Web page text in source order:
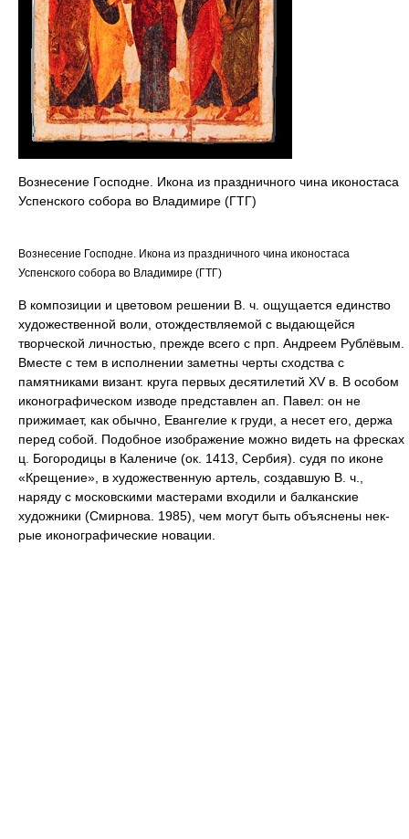
Вознесение Господне. Икона из праздничного чина иконостаса
Успенского собора во Владимире (ГТГ)
Вознесение Господне. Икона из праздничного чина иконостаса
Успенского собора во Владимире (ГТГ)
В композиции и цветовом решении В. ч. ощущается единство
художественной воли, отождествляемой с выдающейся
творческой личностью, прежде всего с прп. Андреем Рублёвым.
Вместе с тем в исполнении заметны черты сходства с
памятниками визант. круга первых десятилетий XV в. В особом
иконографическом изводе представлен ап. Павел: он не
прижимает, как обычно, Евангелие к груди, а несет его, держа
перед собой. Подобное изображение можно видеть на фресках
ц. Богородицы в Калениче (ок. 1413, Сербия). судя по иконе
«Крещение», в художественную артель, создавшую В. ч.,
наряду с московскими мастерами входили и балканские
художники (Смирнова. 1985), чем могут быть объяснены нек-
рые иконографические новации.